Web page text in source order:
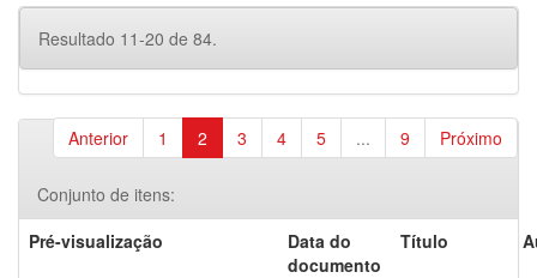
Resultado 11-20 de 84.
Anterior 1 2 3 4 5 ... 9 Próximo
Conjunto de itens:
Pré-visualização
Data do
documento
Título